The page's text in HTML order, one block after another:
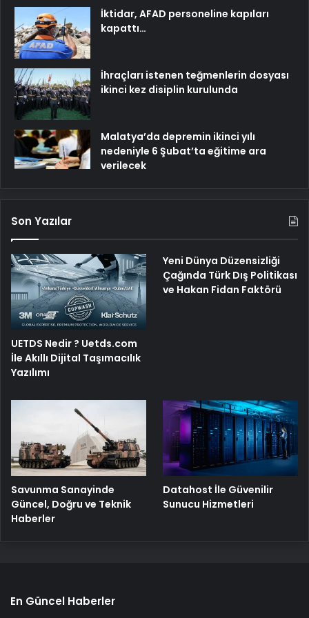
İktidar, AFAD personeline kapıları
kapattı…
İhraçları istenen teğmenlerin dosyası
ikinci kez disiplin kurulunda
Malatya’da depremin ikinci yılı
nedeniyle 6 Şubat’ta eğitime ara
verilecek
Son Yazılar
UETDS Nedir ? Uetds.com
İle Akıllı Dijital Taşımacılık
Yazılımı
Yeni Dünya Düzensizliği
Çağında Türk Dış Politikası
ve Hakan Fidan Faktörü
Savunma Sanayinde
Güncel, Doğru ve Teknik
Haberler
Datahost İle Güvenilir
Sunucu Hizmetleri
En Güncel Haberler